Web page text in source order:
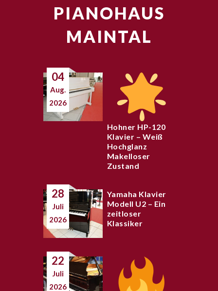
PIANOHAUS
MAINTAL
04
Aug.
2026
Hohner HP-120
Klavier – Weiß
Hochglanz
Makelloser
Zustand
28
Juli
2026
Yamaha Klavier
Modell U2 – Ein
zeitloser
Klassiker
22
Juli
2026